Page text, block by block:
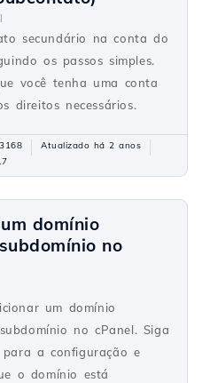
secundário na conta do
os passos simples.
você tenha uma conta
direitos necessários.
Atualizado há 2 anos
domínio
no
um domínio
no cPanel. Siga
para a configuração e
o domínio está